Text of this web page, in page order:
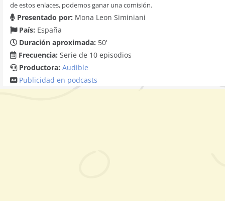
de estos enlaces, podemos ganar una comisión.
Presentado por: Mona Leon Siminiani
País: España
Duración aproximada: 50'
Frecuencia: Serie de 10 episodios
Productora: Audible
Publicidad en podcasts